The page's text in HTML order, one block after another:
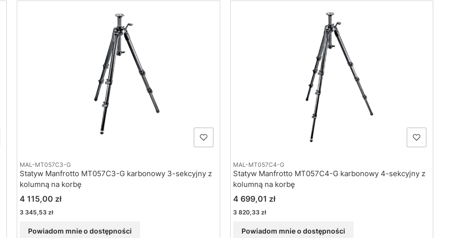
MAL-MT057C3-G
Statyw Manfrotto MT057C3-G karbonowy 3-sekcyjny z
kolumną na korbę
Cena
4 115,00 zł
Cena
3 345,53 zł
Powiadom mnie o dostępności
MAL-MT057C4-G
Statyw Manfrotto MT057C4-G karbonowy 4-sekcyjny z
kolumną na korbę
Cena
4 699,01 zł
Cena
3 820,33 zł
Powiadom mnie o dostępności